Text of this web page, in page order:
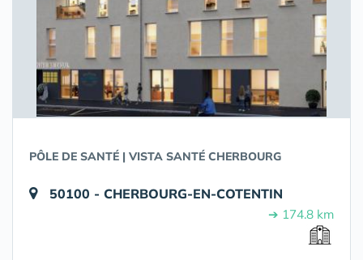
PÔLE DE SANTÉ | VISTA SANTÉ CHERBOURG
50100 - CHERBOURG-EN-COTENTIN
➔ 174.8 km